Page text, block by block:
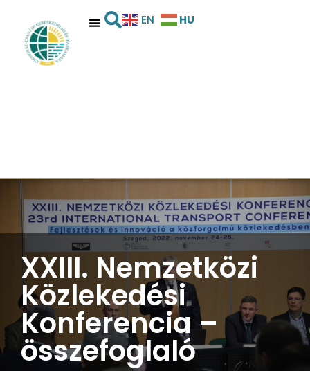
EN HU
XXIII. Nemzetközi
Közlekedési
Konferencia –
összefoglaló